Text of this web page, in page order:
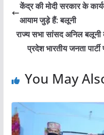
केंद्र की मोदी सरकार के
आयाम जुड़े हैं: बलूनी
राज्य सभा सांसद अनिल बलूनी
प्रदेश भारतीय जनता
You May